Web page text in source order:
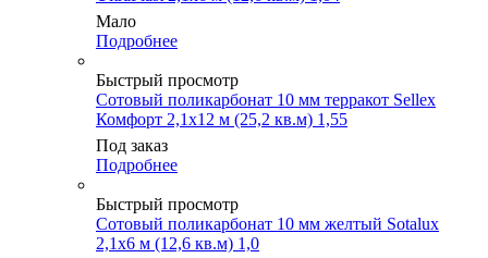
Мало
Подробнее
Быстрый просмотр
Сотовый поликарбонат 10 мм терракот Sellex
Комфорт 2,1х12 м (25,2 кв.м) 1,55
Под заказ
Подробнее
Быстрый просмотр
Сотовый поликарбонат 10 мм желтый Sotalux
2,1х6 м (12,6 кв.м) 1,0